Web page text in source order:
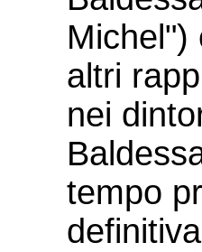
Michel")
altri
nei
tempo